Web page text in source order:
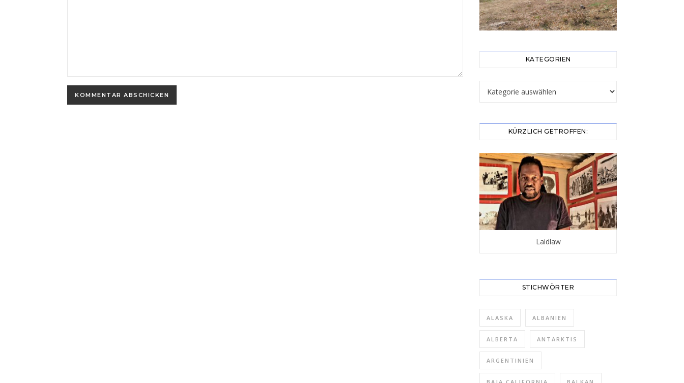
KATEGORIEN
KÜRZLICH GETROFFEN:
Laidlaw
STICHWÖRTER
ALASKA ALBANIEN
ALBERTA ANTARKTIS
ARGENTINIEN